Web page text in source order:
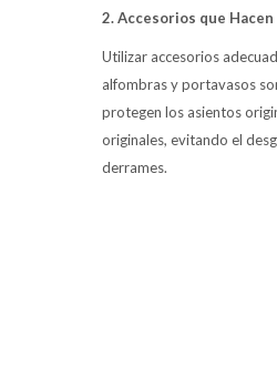
2. Accesorios que
Utilizar accesorios
alfombras y portavasos
protegen los asientos
originales, evitando el
derrames.